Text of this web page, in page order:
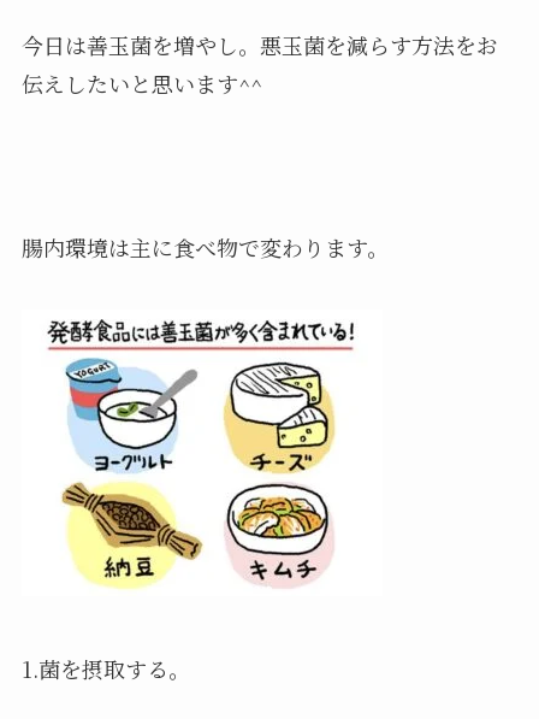
今日は善玉菌を増やし。悪玉菌を減らす方法をお
伝えしたいと思います^^
腸内環境は主に食べ物で変わります。
1.菌を摂取する。